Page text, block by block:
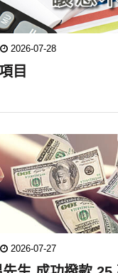
2026-07-28
目
2026-07-27